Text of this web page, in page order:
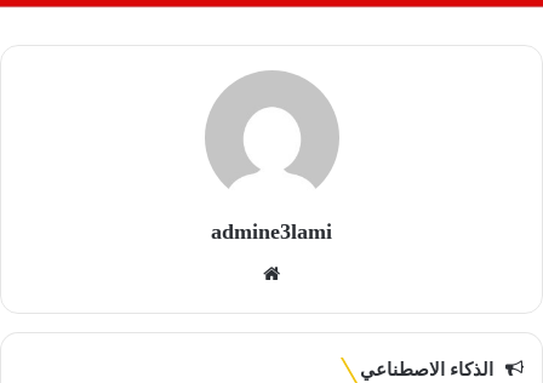
admine3lami
الذكاء الاصطناعي